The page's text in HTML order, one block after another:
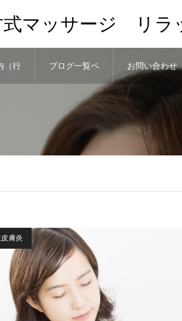
マッサージ リラ
（行 ブログ一覧ペ
ージ
お問い合わせ
膚炎